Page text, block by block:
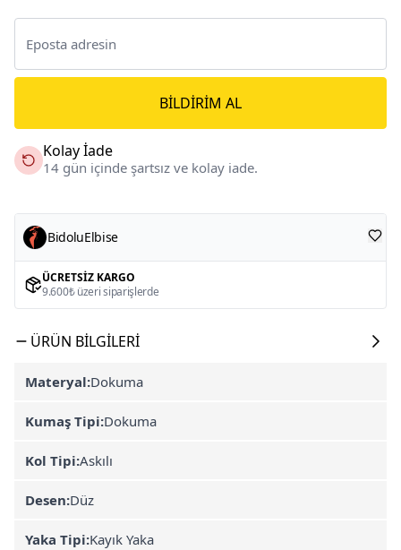
BILDIRIM AL
Kolay İade
14 gün içinde şartsız ve kolay iade.
BidoluElbise
ÜCRETSIZ KARGO
9.600₺ üzeri siparişlerde
ÜRÜN BILGILERI
Materyal:Dokuma
Kumaş Tipi:Dokuma
Kol Tipi:Askılı
Desen:Düz
Yaka Tipi:Kayık Yaka